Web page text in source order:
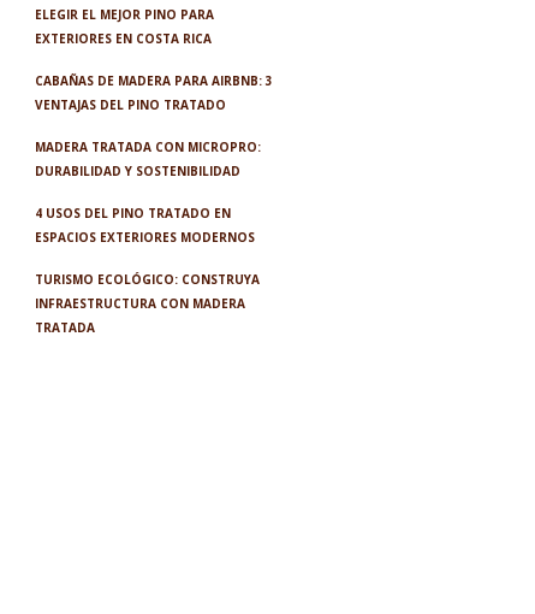
ELEGIR EL MEJOR PINO PARA
EXTERIORES EN COSTA RICA
CABAÑAS DE MADERA PARA AIRBNB: 3
VENTAJAS DEL PINO TRATADO
MADERA TRATADA CON MICROPRO:
DURABILIDAD Y SOSTENIBILIDAD
4 USOS DEL PINO TRATADO EN
ESPACIOS EXTERIORES MODERNOS
TURISMO ECOLÓGICO: CONSTRUYA
INFRAESTRUCTURA CON MADERA
TRATADA